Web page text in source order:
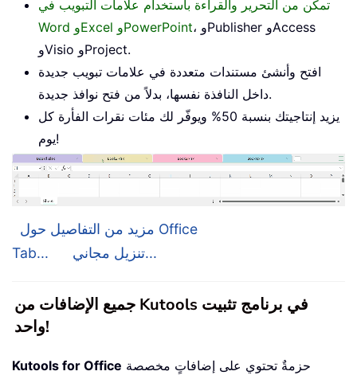
تمكّن من التحرير والقراءة باستخدام علامات التبويب في
Word وExcel وPowerPoint، وPublisher وAccess
وVisio وProject.
افتح وأنشئ مستندات متعددة في علامات تبويب جديدة
داخل النافذة نفسها، بدلاً من فتح نوافذ جديدة.
يزيد إنتاجيتك بنسبة 50% ويوفّر لك مئات نقرات الفأرة كل
يوم!
مزيد من التفاصيل حول Office
Tab...
تنزيل مجاني...
جميع الإضافات من Kutools في برنامج تثبيت
واحد!
Kutools for Office